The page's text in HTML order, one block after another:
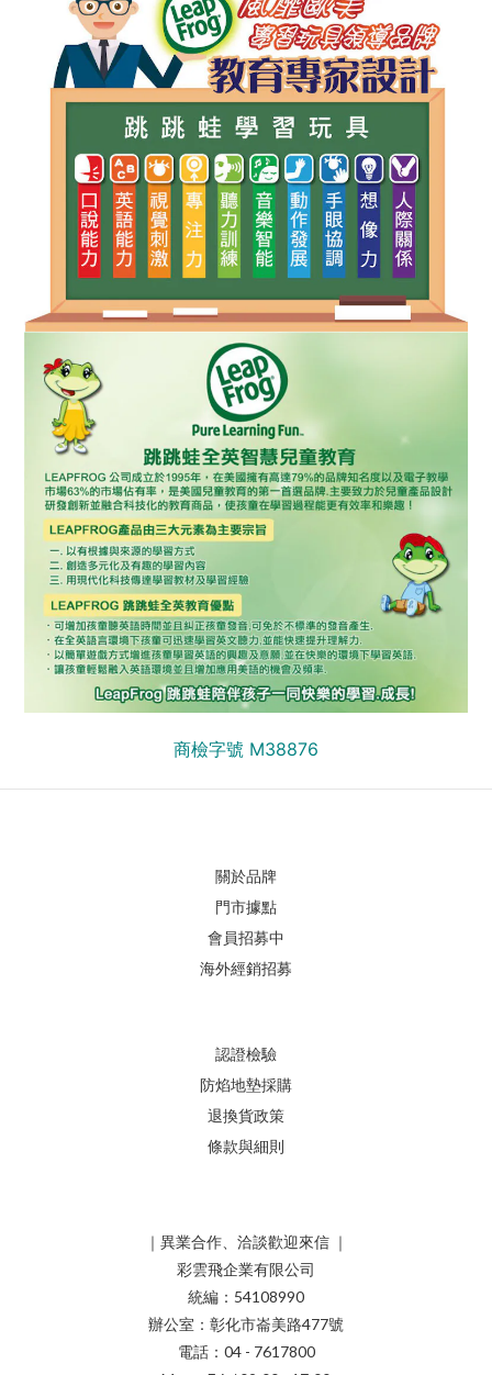
商檢字號 M38876
關於品牌
門市據點
會員招募中
海外經銷招募
認證檢驗
防焰地墊採購
退換貨政策
條款與細則
｜異業合作、洽談歡迎來信 ｜
彩雲飛企業有限公司
統編：54108990
辦公室：彰化市崙美路477號
電話：04 - 7617800